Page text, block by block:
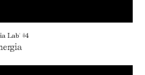
Lab' #4